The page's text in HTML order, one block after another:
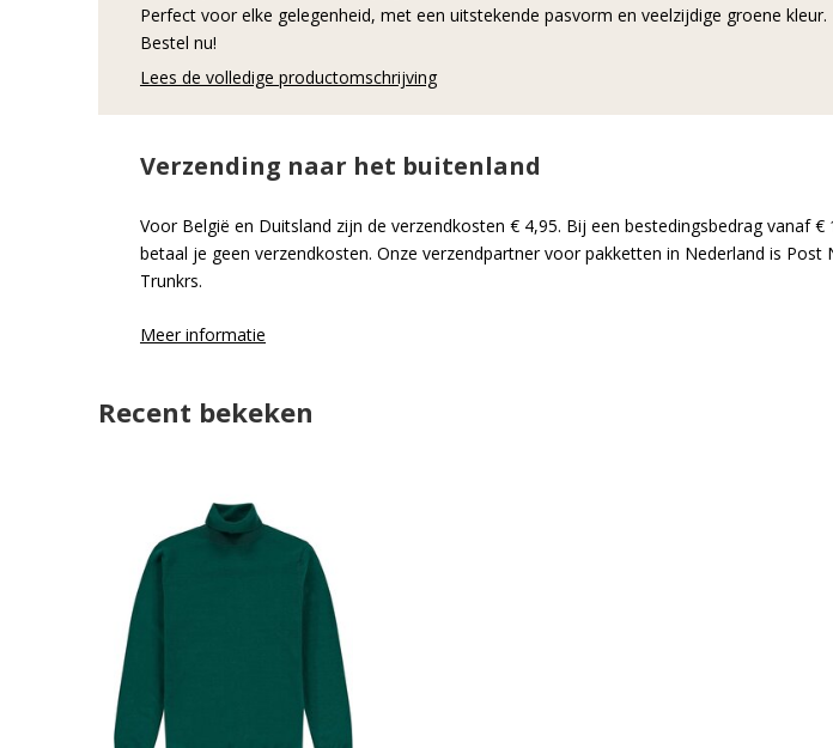
Perfect voor elke gelegenheid, met een uitstekende pasvorm en veelzijdige groene kleur.
Bestel nu!
Lees de volledige productomschrijving
Verzending naar het buitenland
Voor België en Duitsland zijn de verzendkosten € 4,95. Bij een bestedingsbedrag vanaf €
betaal je geen verzendkosten. Onze verzendpartner voor pakketten in Nederland is Post
Trunkrs.
Meer informatie
Recent bekeken